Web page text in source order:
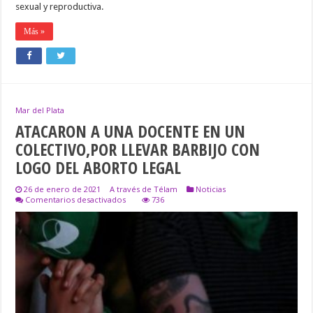
sexual y reproductiva.
Más »
Mar del Plata
ATACARON A UNA DOCENTE EN UN
COLECTIVO,POR LLEVAR BARBIJO CON
LOGO DEL ABORTO LEGAL
26 de enero de 2021 A través de Télam
Noticias
Comentarios desactivadosen
COLECTIVO,POR
736